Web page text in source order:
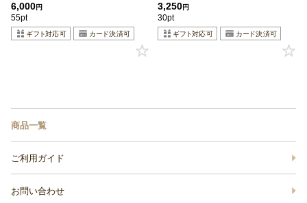
6,000円
55pt
3,250円
30pt
商品一覧
ご利用ガイド
お問い合わせ